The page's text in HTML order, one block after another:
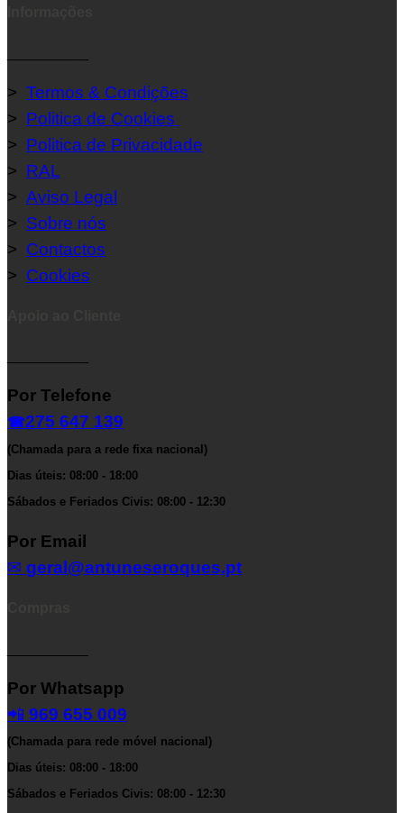
> Termos & Condições
> Politica de Cookies
> Politica de Privacidade
> RAL
> Aviso Legal
> Sobre nós
> Contactos
> Cookies
Por Telefone
☎275 647 139
(Chamada para a rede fixa nacional)
Dias úteis: 08:00 - 18:00
Sábados e Feriados Civis: 08:00 - 12:30
Por Email
✉ geral@antuneseroques.pt
Por Whatsapp
📲 969 655 009
(Chamada para rede móvel nacional)
Dias úteis: 08:00 - 18:00
Sábados e Feriados Civis: 08:00 - 12:30